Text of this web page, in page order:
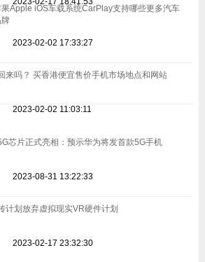
Apple iOS车载系统CarPlay支持哪些更多汽车
2023-02-02 17:33:27
来吗？ 买香港便宜售价手机市场地点和网站
2023-02-02 11:03:11
芯片正式亮相：预示华为将发首款5G手机
2023-08-31 13:22:33
计划放弃虚拟现实VR硬件计划
2023-02-17 23:32:30